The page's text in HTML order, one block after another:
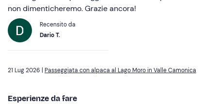
non dimenticheremo. Grazie ancora!
Recensito da
Dario T.
21 Lug 2026 | Passeggiata con alpaca al Lago Moro in Valle Camonica
Esperienze da fare